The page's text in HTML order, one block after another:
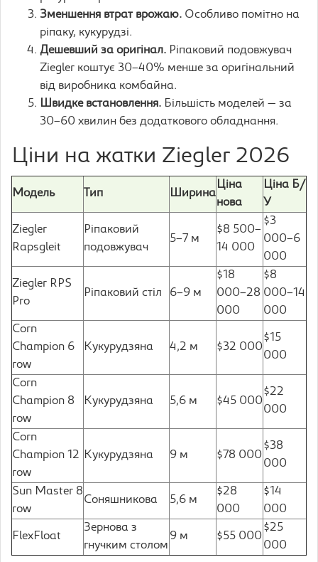
Зменшення втрат врожаю. Особливо помітно на
ріпаку, кукурудзі.
Дешевший за оригінал. Ріпаковий подовжувач
Ziegler коштує 30–40% менше за оригінальний
від виробника комбайна.
Швидке встановлення. Більшість моделей — за
30–60 хвилин без додаткового обладнання.
Ціни на жатки Ziegler 2026
Модель Тип Ширина
Ціна
нова
Ціна Б/
У
Ziegler
Rapsgleit
Ріпаковий
подовжувач
5–7 м
$8 500–
14 000
$3
000–6
000
Ziegler RPS
Pro
Ріпаковий стіл 6–9 м
$18
000–28
000
$8
000–14
000
Corn
Champion 6
row
Кукурудзяна 4,2 м $32 000
$15
000
Corn
Champion 8
row
Кукурудзяна 5,6 м $45 000
$22
000
Corn
Champion 12
row
Кукурудзяна 9 м $78 000
$38
000
Sun Master 8
row
Соняшникова 5,6 м
$28
000
$14
000
FlexFloat
Зернова з
гнучким столом
9 м $55 000
$25
000